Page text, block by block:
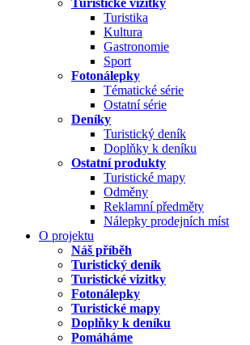
Turistické vizitky
Turistika
Kultura
Gastronomie
Sport
Fotonálepky
Tématické série
Ostatní série
Deníky
Turistický deník
Doplňky k deníku
Ostatní produkty
Turistické mapy
Odměny
Reklamní předměty
Nálepky prodejních míst
O projektu
Náš příběh
Turistický deník
Turistické vizitky
Fotonálepky
Turistické mapy
Doplňky k deníku
Pomáháme